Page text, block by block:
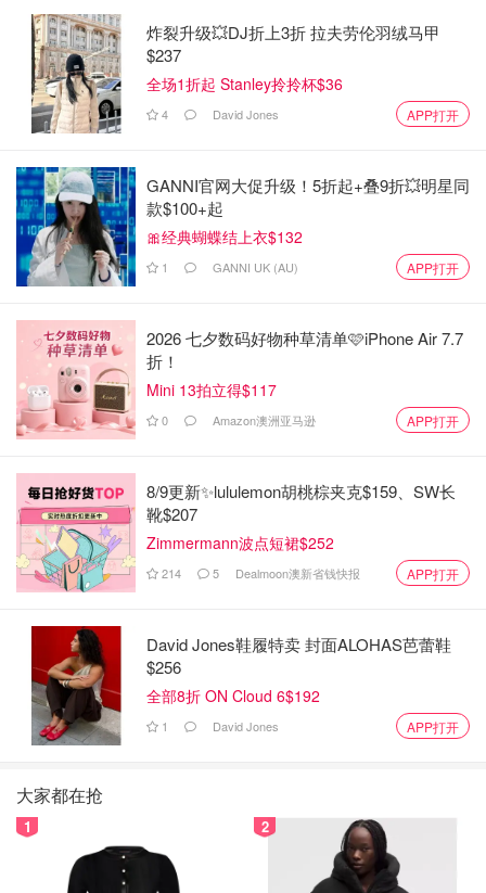
炸裂升级💥DJ折上3折 拉夫劳伦羽绒马甲
$237
全场1折起 Stanley拎拎杯$36
4 David Jones APP打开
GANNI官网大促升级！5折起+叠9折💥明星同
款$100+起
🎀经典蝴蝶结上衣$132
1 GANNI UK (AU) APP打开
2026 七夕数码好物种草清单🩷iPhone Air 7.7
折！
Mini 13拍立得$117
0 Amazon澳洲亚马逊 APP打开
8/9更新✨lululemon胡桃棕夹克$159、SW长
靴$207
Zimmermann波点短裙$252
214 5 Dealmoon澳新省钱快报 APP打开
David Jones鞋履特卖 封面ALOHAS芭蕾鞋
$256
全部8折 ON Cloud 6$192
1 David Jones APP打开
大家都在抢
1 2